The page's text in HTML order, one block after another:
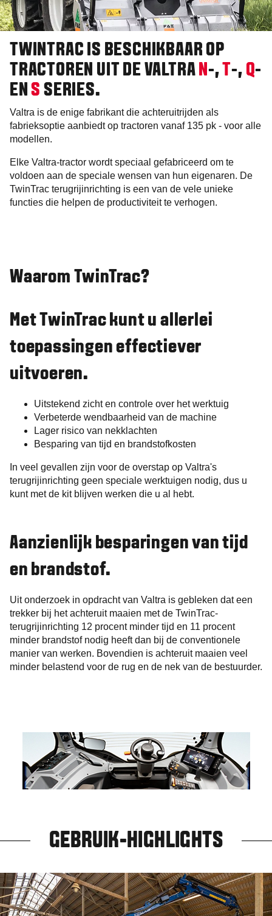
TWINTRAC IS BESCHIKBAAR OP
TRACTOREN UIT DE VALTRA N-, T-, Q-
ENS SERIES.
Valtra is de enige fabrikant die achteruitrijden als
fabrieksoptie aanbiedt op tractoren vanaf 135 pk - voor alle
modellen.
Elke Valtra-tractor wordt speciaal gefabriceerd om te
voldoen aan de speciale wensen van hun eigenaren. De
TwinTrac terugrijinrichting is een van de vele unieke
functies die helpen de productiviteit te verhogen.
Waarom TwinTrac?
Met TwinTrac kunt u allerlei
toepassingen effectiever
uitvoeren.
Uitstekend zicht en controle over het werktuig
Verbeterde wendbaarheid van de machine
Lager risico van nekklachten
Besparing van tijd en brandstofkosten
In veel gevallen zijn voor de overstap op Valtra's
terugrijinrichting geen speciale werktuigen nodig, dus u
kunt met de kit blijven werken die u al hebt.
Aanzienlijk besparingen van tijd
en brandstof.
Uit onderzoek in opdracht van Valtra is gebleken dat een
trekker bij het achteruit maaien met de TwinTrac-
terugrijinrichting 12 procent minder tijd en 11 procent
minder brandstof nodig heeft dan bij de conventionele
manier van werken. Bovendien is achteruit maaien veel
minder belastend voor de rug en de nek van de bestuurder.
GEBRUIK-HIGHLIGHTS